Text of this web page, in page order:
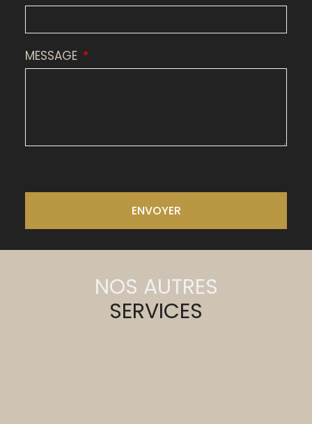
MESSAGE
ENVOYER
NOS AUTRES
SERVICES